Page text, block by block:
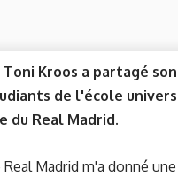
Toni Kroos a partagé
de l'école
du Real Madrid.
Real Madrid m'a donné